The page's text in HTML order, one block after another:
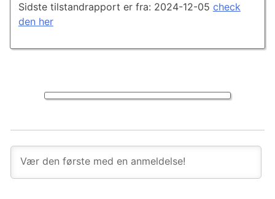
Sidste tilstandrapport er fra: 2024-12-05 check
den her